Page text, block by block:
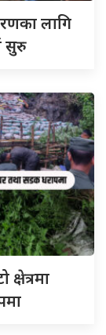
लागि
सुरु
क्षेत्रमा